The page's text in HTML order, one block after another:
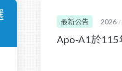
最新公告 2026 /
Apo-A1於115